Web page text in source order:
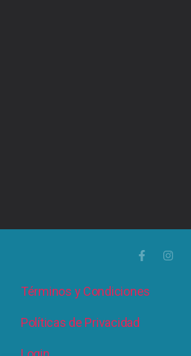
Términos y Condiciones
Políticas de Privacidad